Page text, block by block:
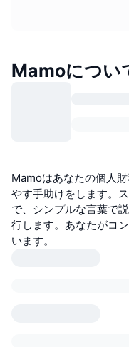
Mamoについ
Mamoはあなたの個人
やす手助けをします。
で、シンプルな言葉で
行します。あなたがコ
います。